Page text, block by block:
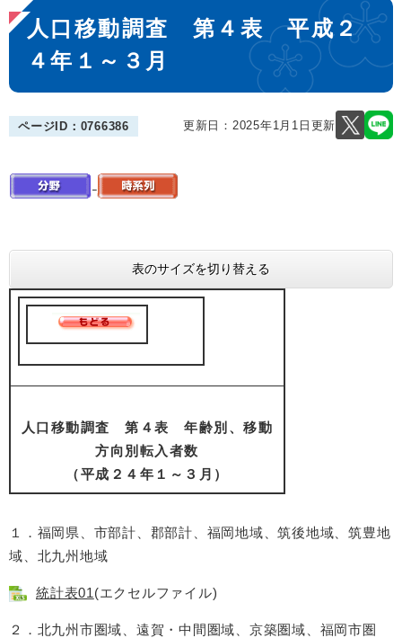
本
文
人口移動調査 第４表 平成２
４年１～３月
ページID：0766386 更新日：2025年1月1日更新
表のサイズを切り替える
人口移動調査 第４表 年齢別、移動
方向別転入者数
（平成２４年１～３月）
１．福岡県、市部計、郡部計、福岡地域、筑後地域、筑豊地
域、北九州地域
統計表01(エクセルファイル)
２．北九州市圏域、遠賀・中間圏域、京築圏域、福岡市圏